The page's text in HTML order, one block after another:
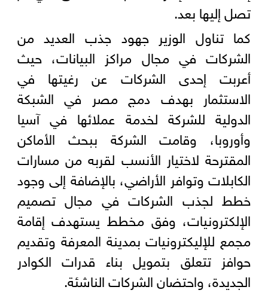
تصل إليها بعد.
كما تناول الوزير جهود جذب العديد من
الشركات في مجال مراكز البيانات، حيث
أعربت إحدى الشركات عن رغيتها في
الاستثمار بهدف دمج مصر في الشبكة
الدولية للشركة لخدمة عملائها في آسيا
وأوروبا، وقامت الشركة ببحث الأماكن
المقترحة لاختيار الأنسب لقربه من مسارات
الكابلات وتوافر الأراضي، بالإضافة إلى وجود
خطط لجذب الشركات في مجال تصميم
الإلكترونيات، وفق مخطط يستهدف إقامة
مجمع للإليكترونيات بمدينة المعرفة وتقديم
حوافز تتعلق بتمويل بناء قدرات الكوادر
الجديدة، واحتضان الشركات الناشئة.